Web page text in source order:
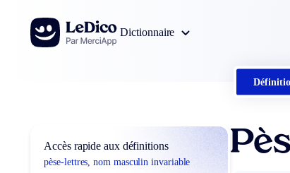
Aller au contenu
Dictionnaire
Accès rapide aux définitions
pèse-lettres, nom masculin invariable